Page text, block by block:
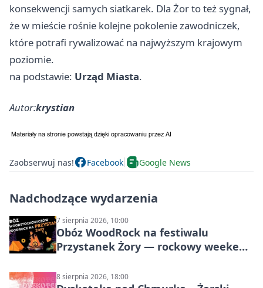
konsekwencji samych siatkarek. Dla Żor to też sygnał,
że w mieście rośnie kolejne pokolenie zawodniczek,
które potrafi rywalizować na najwyższym krajowym
poziomie.
na podstawie: Urząd Miasta.
Autor:krystian
Zaobserwuj nas! Facebook Google News
Nadchodzące wydarzenia
7 sierpnia 2026, 10:00
Obóz WoodRock na festiwalu
Przystanek Żory — rockowy weekend
8 sierpnia 2026, 18:00